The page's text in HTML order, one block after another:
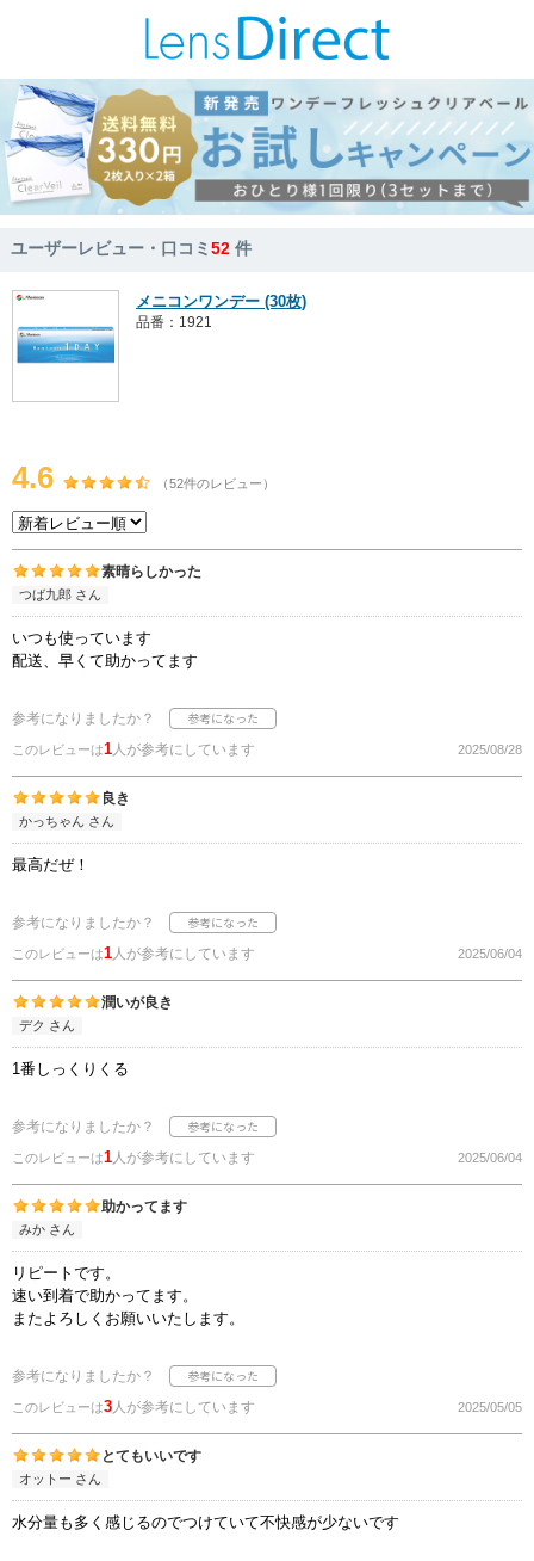
ユーザーレビュー・口コミ52 件
メニコンワンデー (30枚)
品番：1921
4.6 （52件のレビュー）
素晴らしかった
つば九郎 さん
いつも使っています
配送、早くて助かってます
参考になりましたか？
このレビューは1人が参考にしています 2025/08/28
良き
かっちゃん さん
最高だぜ！
参考になりましたか？
このレビューは1人が参考にしています 2025/06/04
潤いが良き
デク さん
1番しっくりくる
参考になりましたか？
このレビューは1人が参考にしています 2025/06/04
助かってます
みか さん
リピートです。
速い到着で助かってます。
またよろしくお願いいたします。
参考になりましたか？
このレビューは3人が参考にしています 2025/05/05
とてもいいです
オットー さん
水分量も多く感じるのでつけていて不快感が少ないです